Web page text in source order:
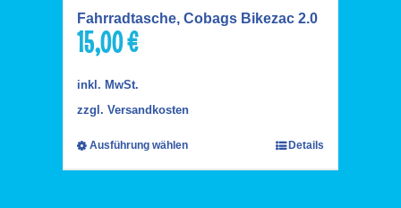
Fahrradtasche, Cobags Bikezac 2.0
15,00€
inkl. MwSt.
zzgl. Versandkosten
Ausführung wählen Details